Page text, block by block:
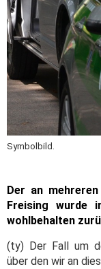
Symbolbild.
Der an
Freising wurde
wohlbehalten
(ty) Der Fall um
über den wir an